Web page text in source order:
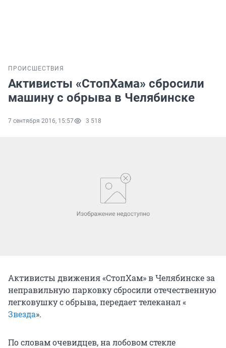
ПРОИСШЕСТВИЯ
Активисты «СтопХама» сбросили
машину с обрыва в Челябинске
7 сентября 2016, 15:57 3 518
Активисты движения «СтопХам» в Челябинске за
неправильную парковку сбросили отечественную
легковушку с обрыва, передает телеканал «
Звезда».
По словам очевидцев, на лобовом стекле